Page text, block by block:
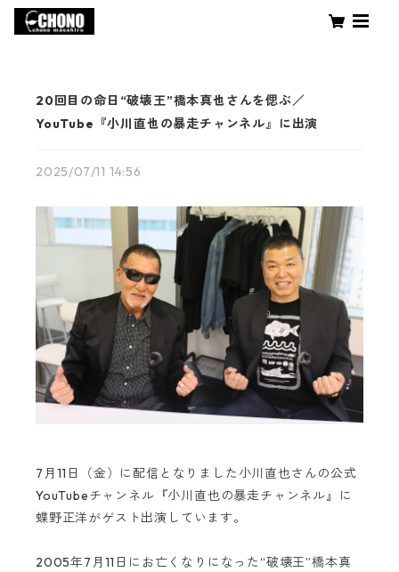
20回目の命日“破壊王”橋本真也さんを偲ぶ／
YouTube『小川直也の暴走チャンネル』に出演
2025/07/11 14:56
7月11日（金）に配信となりました小川直也さんの公式
YouTubeチャンネル『小川直也の暴走チャンネル』に
蝶野正洋がゲスト出演しています。
2005年7月11日にお亡くなりになった“破壊王”橋本真